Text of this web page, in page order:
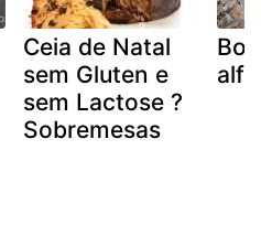
Ceia de Natal
sem Gluten e
sem Lactose ?
Sobremesas